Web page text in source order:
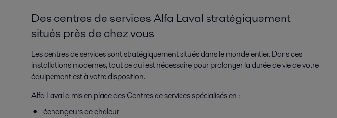
Des centres de services Alfa Laval stratégiquement
situés près de chez vous
Les centres de services sont stratégiquement situés dans le monde entier. Dans ces
installations modernes, tout ce qui est nécessaire pour prolonger la durée de vie de votre
équipement est à votre disposition.
Alfa Laval a mis en place des Centres de services spécialisés en :
échangeurs de chaleur